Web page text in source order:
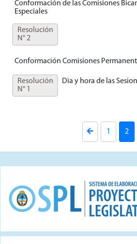
Conformación de las Comisiones
Especiales
Resolución
N° 2
Conformación Comisiones
Resolución
N° 1
Dia y hora de las
1 2